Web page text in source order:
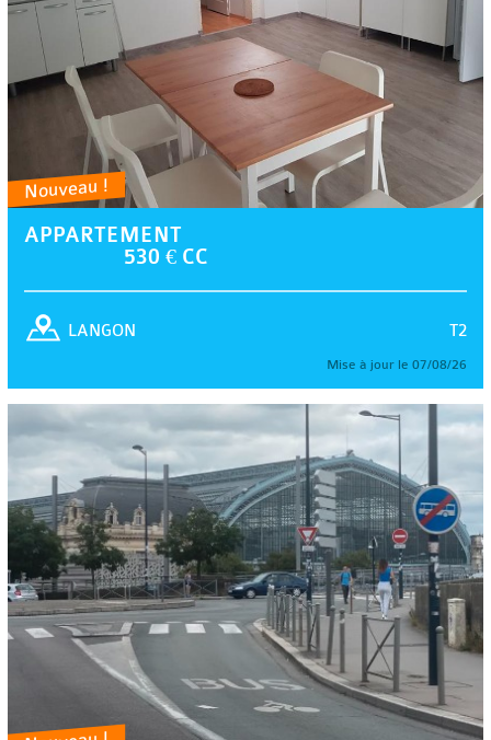
Nouveau !
APPARTEMENT
530 € CC
T2
LANGON
Mise à jour le 07/08/26